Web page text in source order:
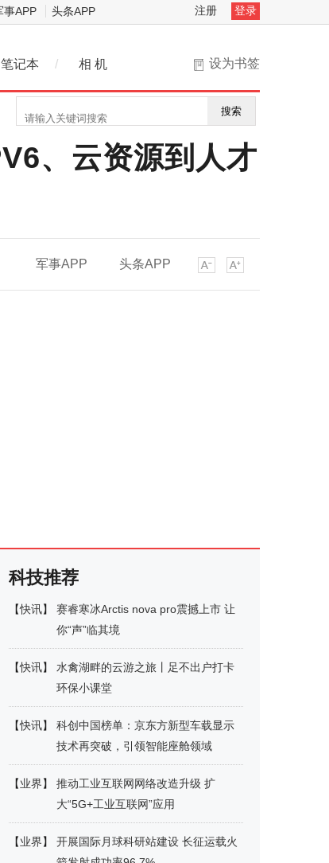
事APP 头条APP 注册 登录
设为书签
笔记本 / 相 机
搜索
、云资源到人才
军事APP 头条APP
科技推荐
【快讯】
赛睿寒冰Arctis nova pro震撼上市 让
你“声”临其境
【快讯】
水禽湖畔的云游之旅丨足不出户打卡
环保小课堂
【快讯】
科创中国榜单：京东方新型车载显示
技术再突破，引领智能座舱领域
【业界】
推动工业互联网网络改造升级 扩
大“5G+工业互联网”应用
【业界】
开展国际月球科研站建设 长征运载火